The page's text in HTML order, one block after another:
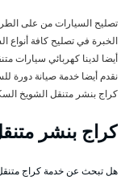
تصليح السيارات من على
الخبرة في تصليح كافة أنواع
أيضا لدينا كهربائي سيارات
نقدم أيضا خدمة صيانة دورة
كراج بنشر متنقل الشويخ
كراج بنشر
هل تبحث عن خدمة كراج